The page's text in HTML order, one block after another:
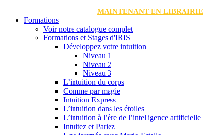
MAINTENANT EN LIBRAIRIE
Formations
Voir notre catalogue complet
Formations et Stages d'IRIS
Développez votre intuition
Niveau 1
Niveau 2
Niveau 3
L’intuition du corps
Comme par magie
Intuition Express
L’intuition dans les étoiles
L’intuition à l’ère de l’intelligence artificielle
Intuitez et Pariez